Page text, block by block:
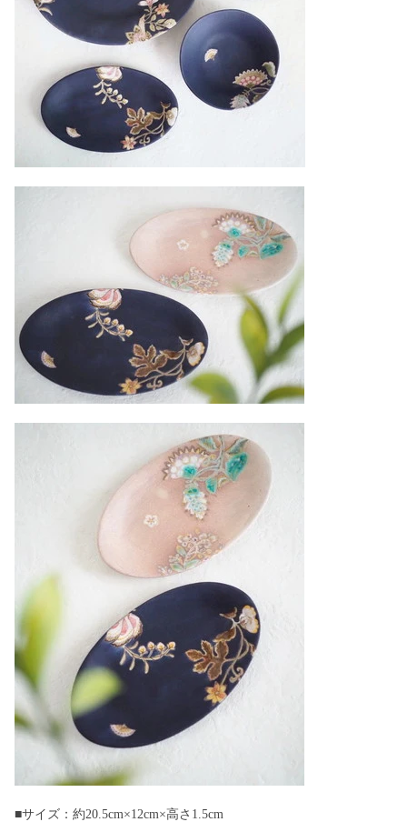
■サイズ：約20.5cm×12cm×高さ1.5cm